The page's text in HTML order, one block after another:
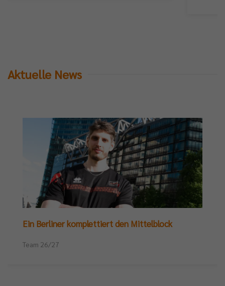
Aktuelle News
Ein Berliner komplettiert den Mittelblock
Team 26/27